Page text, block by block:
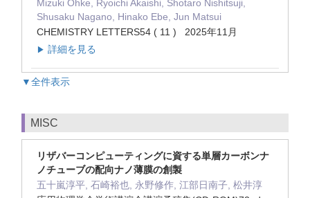
Mizuki Ohke, Ryoichi Akaishi, Shotaro Nishitsuji,
Shusaku Nagano, Hinako Ebe, Jun Matsui
CHEMISTRY LETTERS54 ( 11 ) 2025年11月
▶ 詳細を見る
▼全件表示
MISC
リザバーコンピューティングに資する単層カーボンナ
ノチューブの配向ナノ薄膜の創製
五十嵐淳平, 石崎裕也, 永野修作, 江部日南子, 松井淳